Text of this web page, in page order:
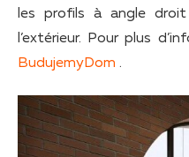
les profils à angle
l’extérieur. Pour plus
BudujemyDom .